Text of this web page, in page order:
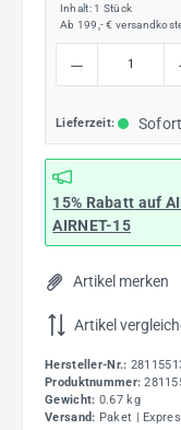
Inhalt: 1 Stück
Ab 199,- €
Lieferzeit:
15% Rabatt auf
AIRNET-15
Artikel merken
Artikel
Hersteller-Nr.:
Produktnummer:
Gewicht: 0.67 kg
Versand: Paket |